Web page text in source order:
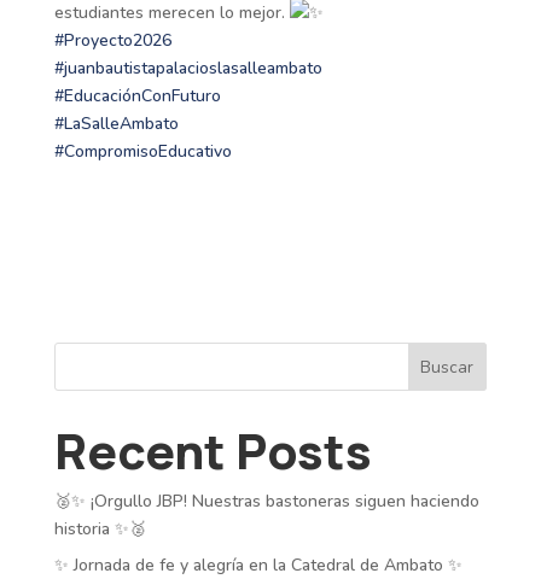
estudiantes merecen lo mejor.
#Proyecto2026
#juanbautistapalacioslasalleambato
#EducaciónConFuturo
#LaSalleAmbato
#CompromisoEducativo
Buscar
Recent Posts
🥈✨ ¡Orgullo JBP! Nuestras bastoneras siguen haciendo
historia ✨🥈
✨ Jornada de fe y alegría en la Catedral de Ambato ✨